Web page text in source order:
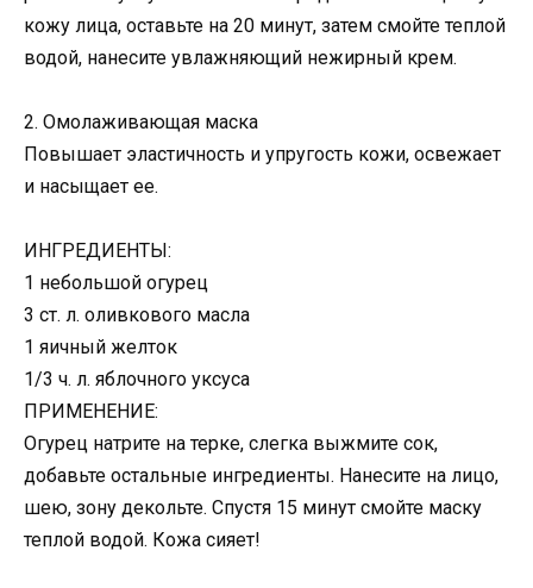
кожу лица, оставьте на 20 минут, затем смойте теплой
водой, нанесите увлажняющий нежирный крем.
2. Омолаживающая маска
Повышает эластичность и упругость кожи, освежает
и насыщает ее.
ИНГРЕДИЕНТЫ:
1 небольшой огурец
3 ст. л. оливкового масла
1 яичный желток
1/3 ч. л. яблочного уксуса
ПРИМЕНЕНИЕ:
Огурец натрите на терке, слегка выжмите сок,
добавьте остальные ингредиенты. Нанесите на лицо,
шею, зону декольте. Спустя 15 минут смойте маску
теплой водой. Кожа сияет!